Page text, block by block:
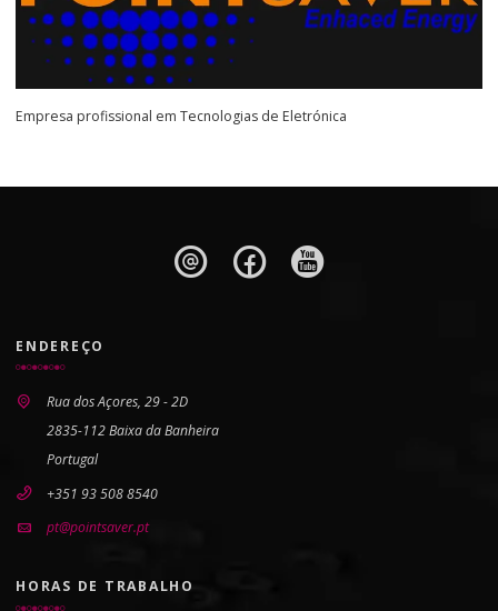
Empresa profissional em Tecnologias de Eletrónica
ENDEREÇO
Rua dos Açores, 29 - 2D
2835-112 Baixa da Banheira
Portugal
+351 93 508 8540
pt@pointsaver.pt
HORAS DE TRABALHO